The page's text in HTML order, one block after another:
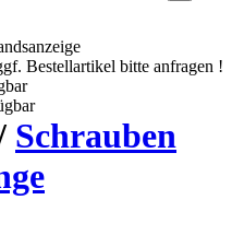
Bestellartikel bitte anfragen !
Schrauben